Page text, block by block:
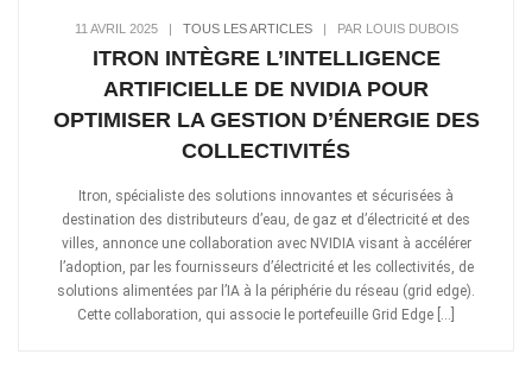
11 AVRIL 2025| TOUS LES ARTICLES| PAR LOUIS DUBOIS
ITRON INTÈGRE L’INTELLIGENCE
ARTIFICIELLE DE NVIDIA POUR
OPTIMISER LA GESTION D’ÉNERGIE DES
COLLECTIVITÉS
Itron, spécialiste des solutions innovantes et sécurisées à
destination des distributeurs d’eau, de gaz et d’électricité et des
villes, annonce une collaboration avec NVIDIA visant à accélérer
l’adoption, par les fournisseurs d’électricité et les collectivités, de
solutions alimentées par l’IA à la périphérie du réseau (grid edge).
Cette collaboration, qui associe le portefeuille Grid Edge […]